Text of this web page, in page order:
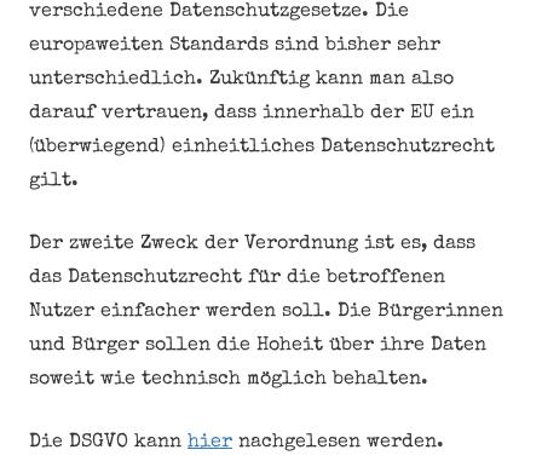
verschiedene Datenschutzgesetze. Die
europaweiten Standards sind bisher sehr
unterschiedlich. Zukünftig kann man also
darauf vertrauen, dass innerhalb der EU ein
(überwiegend) einheitliches Datenschutzrecht
gilt.
Der zweite Zweck der Verordnung ist es, dass
das Datenschutzrecht für die betroffenen
Nutzer einfacher werden soll. Die Bürgerinnen
und Bürger sollen die Hoheit über ihre Daten
soweit wie technisch möglich behalten.
Die DSGVO kann hier nachgelesen werden.